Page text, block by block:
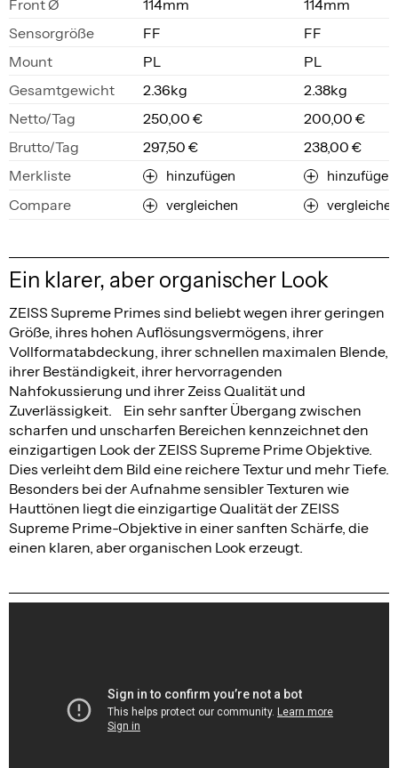
Front Ø
Sen­sor­grö­ße
Mount
Ge­samt­ge­wicht
Net­to/Tag
Brut­to/Tag
Merkliste
Compare
114mm
FF
PL
2.36kg
250,00 €
297,50 €
hinzufügen
vergleichen
114mm
FF
PL
2.38kg
200,00 €
238,00 €
hinzufügen
vergleichen
Ein klarer, aber organischer Look
ZEISS Supreme Primes sind beliebt wegen ihrer geringen
Größe, ihres hohen Auflösungsvermögens, ihrer
Vollformatabdeckung, ihrer schnellen maximalen Blende,
ihrer Beständigkeit, ihrer hervorragenden
Nahfokussierung und ihrer Zeiss Qualität und
Zuverlässigkeit. Ein sehr sanfter Übergang zwischen
scharfen und unscharfen Bereichen kennzeichnet den
einzigartigen Look der ZEISS Supreme Prime Objektive.
Dies verleiht dem Bild eine reichere Textur und mehr Tiefe.
Besonders bei der Aufnahme sensibler Texturen wie
Hauttönen liegt die einzigartige Qualität der ZEISS
Supreme Prime-Objektive in einer sanften Schärfe, die
einen klaren, aber organischen Look erzeugt.